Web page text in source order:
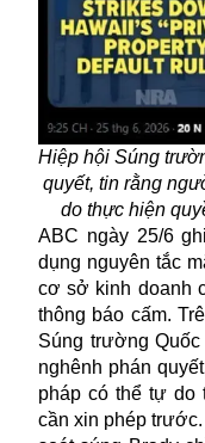
Hiệp hội Súng
quyết, tin rằng
do thực hiện
ABC ngày 25/6
dụng nguyên tắc
cơ sở kinh doanh
thông báo cấm.
Súng trường
nghênh phán
pháp có thể tự do
cần xin phép